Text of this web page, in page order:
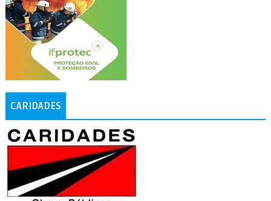
CARIDADES